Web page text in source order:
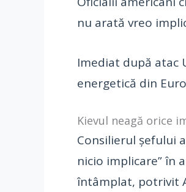
nu arată vreo
Imediat după atac
energetică din
Kievul neagă orice
Consilierul şefului
nicio implicare” în
întâmplat, potrivit